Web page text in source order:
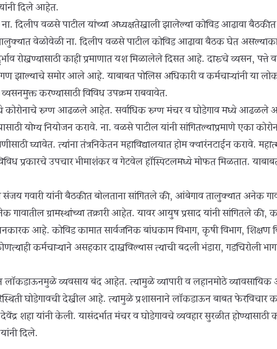
दिले आहेत.
दिलीप वळसे पाटील यांच्या अध्यक्षतेखाली झालेल्या कोविड आढावा बैठकीत
वेळोवेळी ना. दिलीप वळसे पाटील कोविड आढावा बैठक घेत
रोखण्यासाठी काही प्रमाणात यश मिळालेले दिसत आहे. दारूचे व्यसन, पत्ते
झाल्याचे समोर आले आहे. याबाबत पोलिस अधिकारी व कर्मचाऱ्यांनी या
करण्यासाठी विविध उपक्रम राबवावेत.
कोरोनाचे रुग्ण आढळले आहेत. सर्वाधिक रुग्ण मंचर व घोडेगाव मध्ये आढळले
योग्य नियोजन करावे. ना. वळसे पाटील यांनी सांगितल्याप्रमाणे एका
घ्यावेत. त्यांना तंत्रनिकेतन महाविद्यालयात होम क्वारंनटाईन करावे.
प्रकारचे उपचार भीमाशंकर व गेटवेल हॉस्पिटलमध्ये मोफत मिळतात.
गवारी यांनी बैठकीत बोलताना सांगितले की, आंबेगाव तालुक्यात अनेक
ग्रामस्थांच्या तक्रारी आहेत. यावर आयुष प्रसाद यांनी सांगितले की,
आहे. कोविड कामात सार्वजनिक बांधकाम विभाग, कृषी विभाग, शिक्षण
कर्मचाऱ्याने असहकार दाखविल्यास त्याची बदली भंडारा, गडचिरोली
व्यवसाय बंद आहेत. त्यामुळे व्यापारी व लहानमोठे व्यावसायिक
घोडेगावची देखील आहे. त्यामुळे प्रशासनाने लॉकडाऊन बाबत फेरविचार
शहा यांनी केली. यासंदर्भात मंचर व घोडेगावचे व्यवहार सुरळीत होण्यासाठी
दिले.